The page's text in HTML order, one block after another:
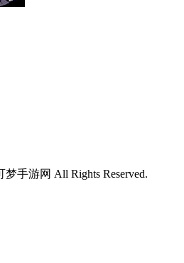
手游网 All Rights Reserved.